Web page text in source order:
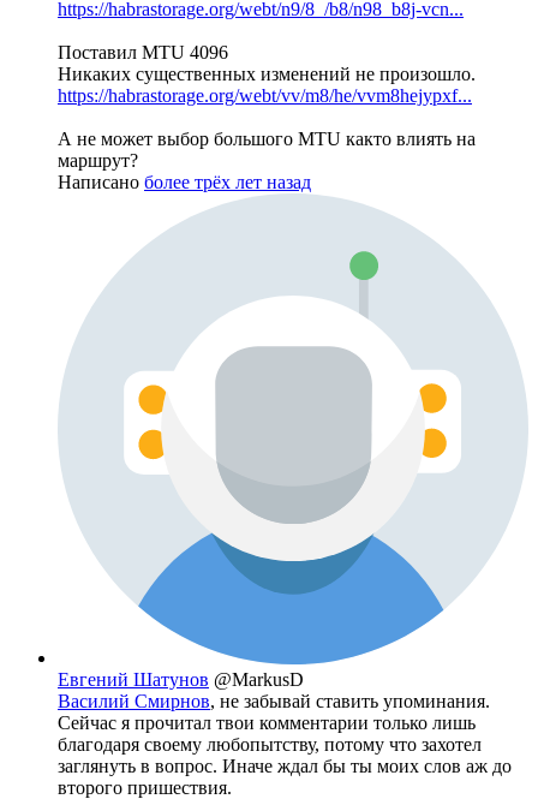
https://habrastorage.org/webt/n9/8_/b8/n98_b8j-vcn...
Поставил MTU 4096
Никаких существенных изменений не произошло.
https://habrastorage.org/webt/vv/m8/he/vvm8hejypxf...
А не может выбор большого MTU както влиять на
маршрут?
Написано более трёх лет назад
Евгений Шатунов @MarkusD
Василий Смирнов, не забывай ставить упоминания.
Сейчас я прочитал твои комментарии только лишь
благодаря своему любопытству, потому что захотел
заглянуть в вопрос. Иначе ждал бы ты моих слов аж до
второго пришествия.